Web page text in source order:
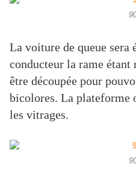
La voiture de queue sera
conducteur la rame
être découpée pour
bicolores. La plateforme
les vitrages.